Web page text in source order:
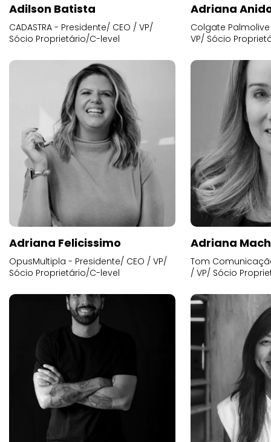
Adilson Batista
CADASTRA - Presidente/ CEO / VP/
Sócio Proprietário/C-level
Adriana
Colgate
VP/ Sócio
Adriana Felicissimo
OpusMultipla - Presidente/ CEO / VP/
Sócio Proprietário/C-level
Adriana
Tom
/ VP/ Sócio